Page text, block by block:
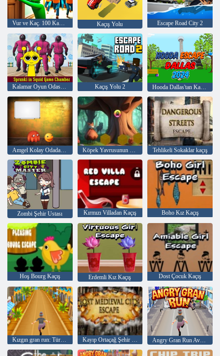
Vur ve Kaç. 100 Kapıdan Kaçış Kaçış Yolu Escape Road City 2
Kalamar Oyun Odasında Sprunki Kaçış Yolu 2 Hooda Dallas'tan Kaçış 2024
Amgel Kolay Odadan Kaçış 143 Köpek Yavrusunun Peşinde Tehlikeli Sokaklar kaçış
Zombi Şehir Ustası Kırmızı Villadan Kaçış Boho Kız Kaçış
Hoş Bourg Kaçış Erdemli Kız Kaçış Dost Çocuk Kaçış
Kızgın gran run: Türkiye Kayıp Ortaçağ Şehir Kaçış Angry Gran Run Avustralya